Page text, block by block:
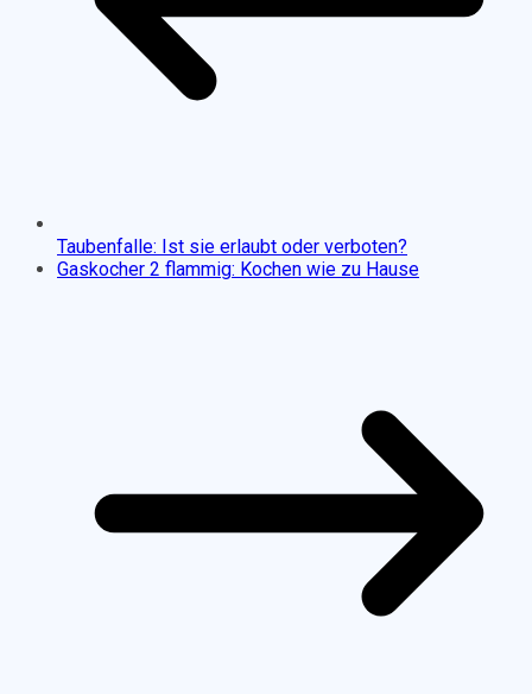
Taubenfalle: Ist sie erlaubt oder verboten?
Gaskocher 2 flammig: Kochen wie zu Hause